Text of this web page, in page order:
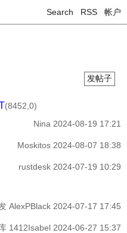
Search RSS 帐户
发帖子
(8452,0)
Nina 2024-08-19 17:21
Moskitos 2024-08-07 18:38
rustdesk 2024-07-19 10:29
AlexPBlack 2024-07-17 17:45
1412Isabel 2024-06-27 15:37